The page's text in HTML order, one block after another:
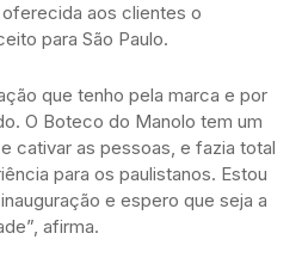
aos clientes o
para São Paulo.
que tenho pela marca e por
O Boteco do Manolo tem um
cativar as pessoas, e fazia total
para os paulistanos. Estou
e espero que seja a
afirma.